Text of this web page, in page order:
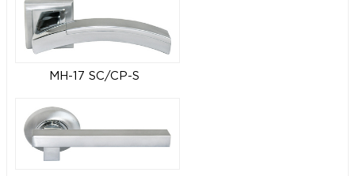
MH-17 SC/CP-S